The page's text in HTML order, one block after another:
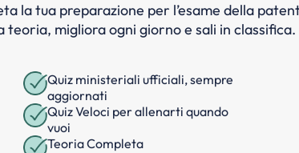
la tua preparazione per l’esame della
teoria, migliora ogni giorno e sali in classifica.
Quiz ministeriali ufficiali, sempre
aggiornati
Quiz Veloci per allenarti quando
vuoi
Teoria Completa